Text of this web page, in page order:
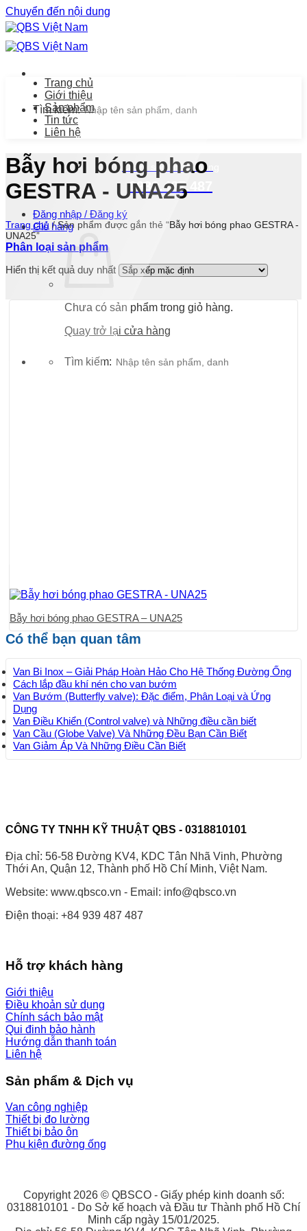
Chuyển đến nội dung
Tìm kiếm:
Chăm sóc khách hàng
0939.487.487
Đăng nhập / Đăng ký
Giỏ hàng
Chưa có sản phẩm trong giỏ hàng.
Quay trở lại cửa hàng
Tìm kiếm:
Trang chủ
Giới thiệu
Sản phẩm
Tin tức
Liên hệ
Bẫy hơi bóng phao
GESTRA - UNA25
Trang chủ /Sản phẩm được gắn thẻ “Bẫy hơi bóng phao GESTRA -
UNA25”
Phân loại sản phẩm
Hiển thị kết quả duy nhất
Bẫy hơi bóng phao GESTRA – UNA25
Có thể bạn quan tâm
Van Bi Inox – Giải Pháp Hoàn Hảo Cho Hệ Thống Đường Ống
Cách lắp đầu khí nén cho van bướm
Van Bướm (Butterfly valve): Đặc điểm, Phân Loại và Ứng
Dụng
Van Điều Khiển (Control valve) và Những điều cần biết
Van Cầu (Globe Valve) Và Những Đều Bạn Cần Biết
Van Giảm Áp Và Những Điều Cần Biết
CÔNG TY TNHH KỸ THUẬT QBS - 0318810101
Địa chỉ: 56-58 Đường KV4, KDC Tân Nhã Vinh, Phường
Thới An, Quận 12, Thành phố Hồ Chí Minh, Việt Nam.
Website: www.qbsco.vn - Email: info@qbsco.vn
Điện thoại: +84 939 487 487
Hỗ trợ khách hàng
Giới thiệu
Điều khoản sử dụng
Chính sách bảo mật
Qui đinh bảo hành
Hướng dẫn thanh toán
Liên hệ
Sản phẩm & Dịch vụ
Van công nghiệp
Thiết bị đo lường
Thiết bị bảo ôn
Phụ kiện đường ống
Copyright 2026 © QBSCO - Giấy phép kinh doanh số:
0318810101 - Do Sở kế hoạch và Đầu tư Thành phố Hồ Chí
Minh cấp ngày 15/01/2025.